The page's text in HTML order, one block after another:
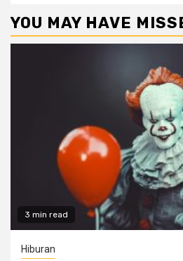
YOU MAY HAVE
3 min read
Hiburan